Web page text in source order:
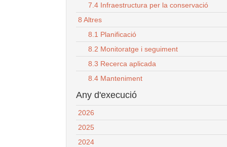
7.4 Infraestructura per la conservació
8 Altres
8.1 Planificació
8.2 Monitoratge i seguiment
8.3 Recerca aplicada
8.4 Manteniment
Any d'execució
2026
2025
2024